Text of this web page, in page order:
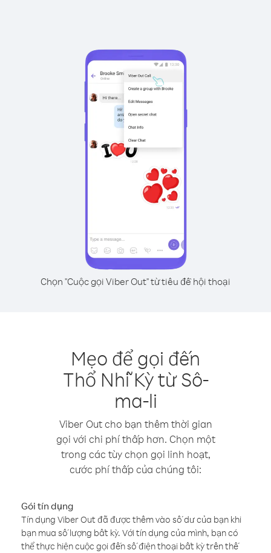
Chọn "Cuộc gọi Viber Out" từ tiêu đề hội thoại
Mẹo để gọi đến
Thổ Nhĩ Kỳ từ Sô-
ma-li
Viber Out cho bạn thêm thời gian
gọi với chi phí thấp hơn. Chọn một
trong các tùy chọn gọi linh hoạt,
cước phí thấp của chúng tôi:
Gói tín dụng
Tín dụng Viber Out đã được thêm vào số dư của bạn khi
bạn mua số lượng bất kỳ. Với tín dụng của mình, bạn có
thể thực hiện cuộc gọi đến số điện thoại bất kỳ trên thế